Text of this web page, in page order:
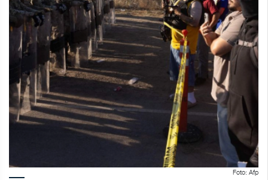
Foto: Afp